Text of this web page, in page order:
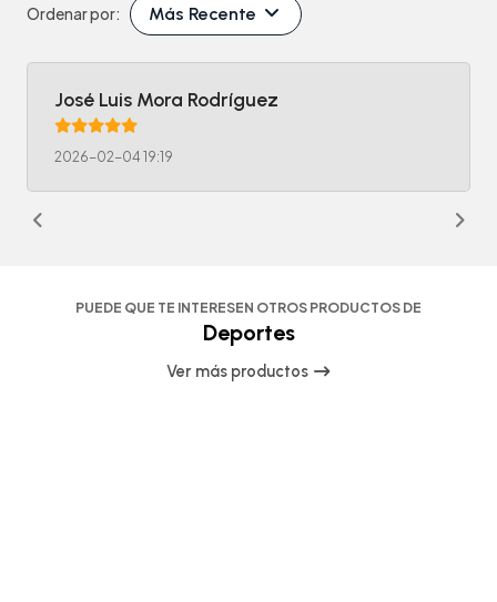
Ordenar por: Más Recente
José Luis Mora Rodríguez
2026-02-04 19:19
PUEDE QUE TE INTERESEN OTROS PRODUCTOS DE
Deportes
Ver más productos